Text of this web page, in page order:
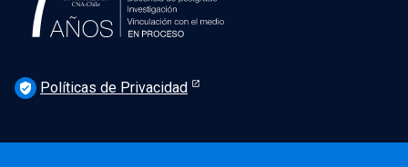
verified_user Políticas de Privacidad